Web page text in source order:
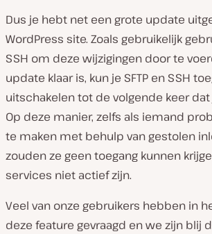
Dus je hebt net een grote update
WordPress site. Zoals gebruikelijk
SSH om deze wijzigingen door te
update klaar is, kun je SFTP en SSH
uitschakelen tot de volgende keer
Op deze manier, zelfs als iemand
te maken met behulp van gestolen
zouden ze geen toegang kunnen
services niet actief zijn.
Veel van onze gebruikers hebben in
deze feature gevraagd en we zijn blij